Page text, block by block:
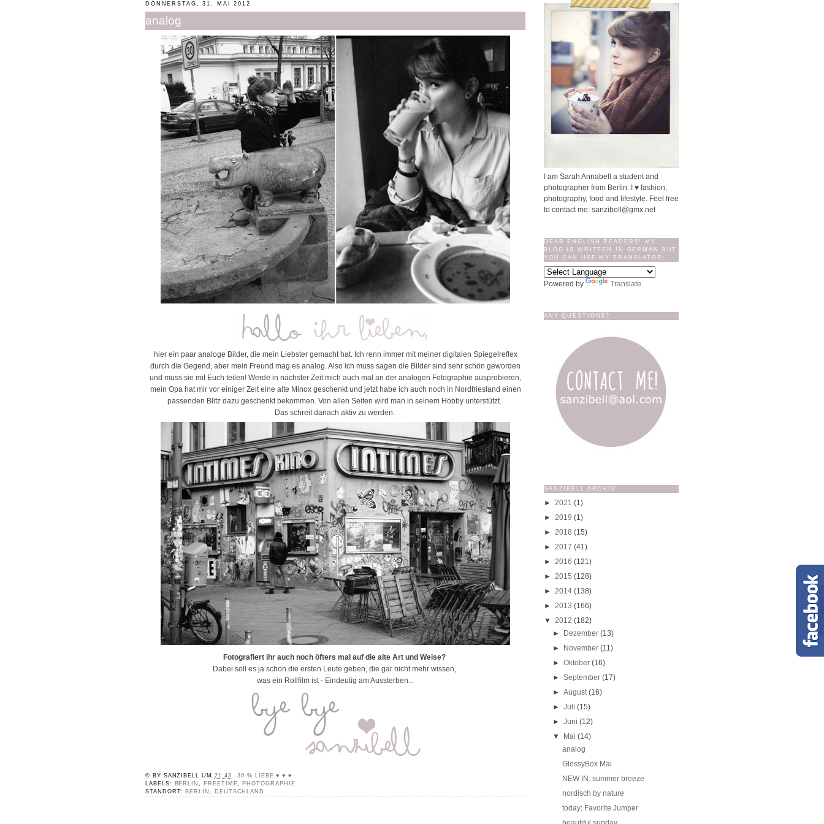
DONNERSTAG, 31. MAI 2012
analog
hier ein paar analoge Bilder, die mein Liebster gemacht hat. Ich renn immer mit meiner digitalen Spiegelreflex
durch die Gegend, aber mein Freund mag es analog. Also ich muss sagen die Bilder sind sehr schön geworden
und muss sie mit Euch teilen! Werde in nächster Zeit mich auch mal an der analogen Fotographie ausprobieren,
mein Opa hat mir vor einiger Zeit eine alte Minox geschenkt und jetzt habe ich auch noch in Nordfriesland einen
passenden Blitz dazu geschenkt bekommen. Von allen Seiten wird man in seinem Hobby unterstützt.
Das schreit danach aktiv zu werden.
Fotografiert ihr auch noch öfters mal auf die alte Art und Weise?
Dabei soll es ja schon die ersten Leute geben, die gar nicht mehr wissen,
was ein Rollfilm ist - Eindeutig am Aussterben...
© BY SANZIBELL UM 21:43
30 % LIEBE ♥ ♥ ♥
LABELS:
BERLIN, FREETIME, PHOTOGRAPHIE
STANDORT: BERLIN, DEUTSCHLAND
I am Sarah Annabell a student and
photographer from Berlin. I ♥ fashion,
photography, food and lifestyle. Feel free
to contact me: sanzibell@gmx.net
DEAR ENGLISH READERS! MY
BLOG IS WRITTEN IN GERMAN BUT
YOU CAN USE MY TRANSLATOR:
Powered by Translate
ANY QUESTIONS?
SANZIBELL ARCHIV
► 2021 (1)
► 2019 (1)
► 2018 (15)
► 2017 (41)
► 2016 (121)
► 2015 (128)
► 2014 (138)
► 2013 (166)
▼ 2012 (182)
►
Dezember(13)
►
November(11)
►Oktober(16)
►September(17)
►August(16)
►Juli(15)
►Juni(12)
▼
Mai(14)
analog
GlossyBox Mai
NEW IN: summer breeze
nordisch by nature
today: Favorite Jumper